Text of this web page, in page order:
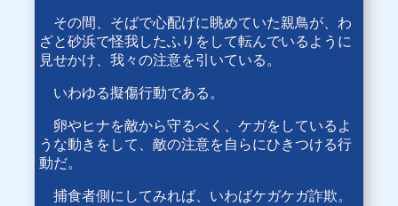
その間、そばで心配げに眺めていた親鳥が、わ
ざと砂浜で怪我したふりをして転んでいるように
見せかけ、我々の注意を引いている。
いわゆる擬傷行動である。
卵やヒナを敵から守るべく、ケガをしているよ
うな動きをして、敵の注意を自らにひきつける行
動だ。
捕食者側にしてみれば、いわばケガケガ詐欺。